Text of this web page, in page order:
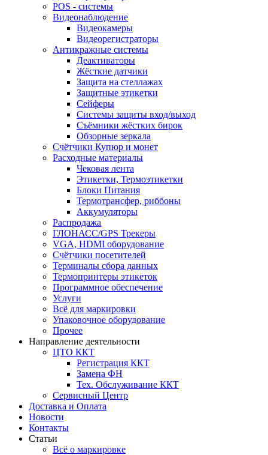
POS - системы
Видеонаблюдение
Видеокамеры
Видеорегистраторы
Антикражные системы
Деактиваторы
Жёсткие датчики
Защита на стеллажах
Защитные этикетки
Сейферы
Системы защиты вход/выход
Съёмники жёстких бирок
Обзорные зеркала
Счётчики Купюр и монет
Расходные материалы
Чековая лента
Этикетки, Термоэтикетки
Блоки Питания
Термотрансфер, риббоны
Аккумуляторы
Распродажа
ГЛОНАСС/GPS Трекеры
VGA, HDMI оборудование
Счётчики посетителей
Терминалы сбора данных
Термопринтеры этикеток
Программное обеспечение
Услуги
Всё для маркировки
Упаковочное оборудование
Прочее
Направление деятельности
ЦТО ККТ
Регистрация ККТ
Замена ФН
Тех. Обслуживание ККТ
Сервисный Центр
Доставка и Оплата
Новости
Контакты
Статьи
Всё о маркировке